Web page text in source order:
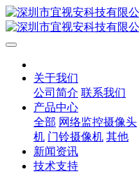
关于我们
公司简介 联系我们
产品中心
全部 网络监控摄像头
机 门铃摄像机 其他
新闻资讯
技术支持